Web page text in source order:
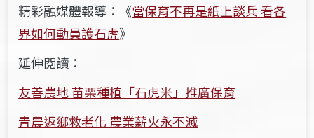
精彩融媒體報導：《當保育不再是紙上談兵 ​看各
界如何動員護石虎》
延伸閱讀：
友善農地 苗栗種植「石虎米」推廣保育
青農返鄉救老化 農業薪火永不滅